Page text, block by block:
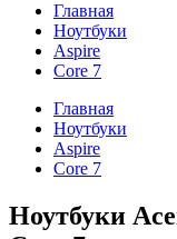
Главная
Ноутбуки
Aspire
Core 7
Главная
Ноутбуки
Aspire
Core 7
Ноутбуки